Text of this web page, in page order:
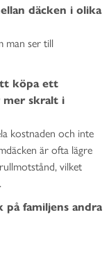
däcken i olika
man ser till
köpa ett
mer skralt i
kostnaden och inte
är ofta lägre
vilket
familjens andra